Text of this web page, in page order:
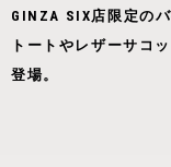
GINZA SIX店限定の
トートやレザーサコ
登場。